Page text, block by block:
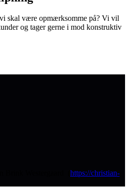
skal være opmærksomme på? Vi vil
og tager gerne i mod konstruktiv
https://christian-